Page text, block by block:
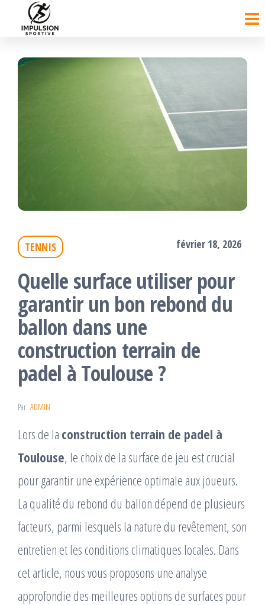
contenu
TENNIS février 18, 2026
Quelle surface utiliser pour
garantir un bon rebond du
ballon dans une
construction terrain de
padel à Toulouse ?
Par ADMIN
Lors de la construction terrain de padel à
Toulouse, le choix de la surface de jeu est crucial
pour garantir une expérience optimale aux joueurs.
La qualité du rebond du ballon dépend de plusieurs
facteurs, parmi lesquels la nature du revêtement, son
entretien et les conditions climatiques locales. Dans
cet article, nous vous proposons une analyse
approfondie des meilleures options de surfaces pour